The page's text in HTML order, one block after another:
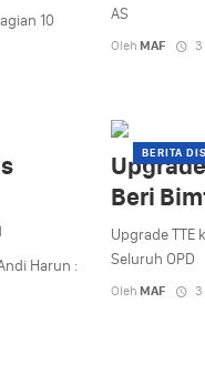
10
AS
Oleh MAF 3
Harun :
BERITA
Beri
Upgrade TTE
Seluruh OPD
Oleh MAF 3